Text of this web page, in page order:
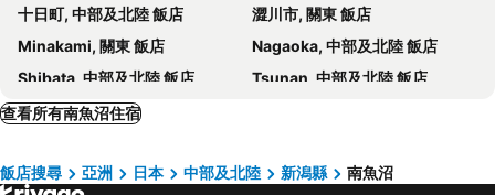
十日町, 中部及北陸 飯店
澀川市, 關東 飯店
Minakami, 關東 飯店
Nagaoka, 中部及北陸 飯店
Shibata, 中部及北陸 飯店
Tsunan, 中部及北陸 飯店
Joetsu, 中部及北陸 飯店
Tsubame, 中部及北陸 飯店
Isesaki, 關東 飯店
查看所有南魚沼住宿
飯店搜尋 亞洲 日本 中部及北陸 新潟縣 南魚沼